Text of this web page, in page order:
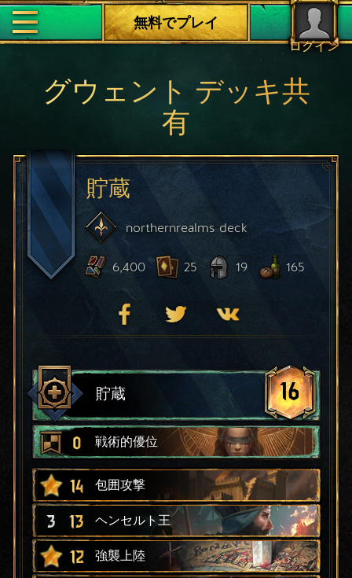
ログイン
無料でプレイ
グウェント デッキ共
有
貯蔵
northernrealmsdeck
6,400 25 19 165
貯蔵 16
0 戦術的優位
14 包囲攻撃
3 13 ヘンセルト王
12 強襲上陸